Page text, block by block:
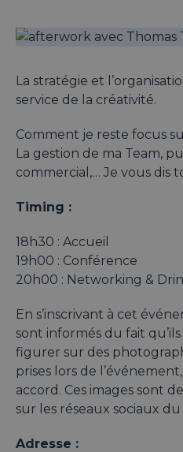
La stratégie et
service de la créativité.
Comment je reste focus
La gestion de ma Team,
commercial,… Je vous dis
Timing :
18h30 : Accueil
19h00 : Conférence
20h00 : Networking &
En s’inscrivant à cet
sont informés du fait
figurer sur des
prises lors de
accord. Ces images sont
sur les réseaux sociaux du
Adresse :